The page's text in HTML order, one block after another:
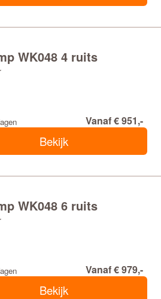
WK048 4 ruits
Vanaf € 951,-
Bekijk
WK048 6 ruits
Vanaf € 979,-
Bekijk